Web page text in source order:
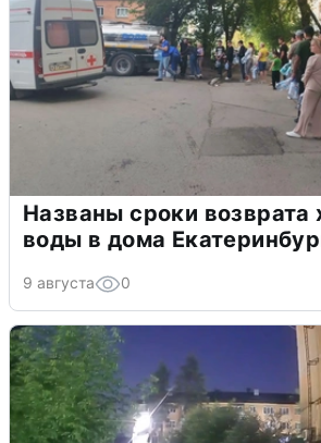
Названы сроки возврата
воды в дома
9 августа 0